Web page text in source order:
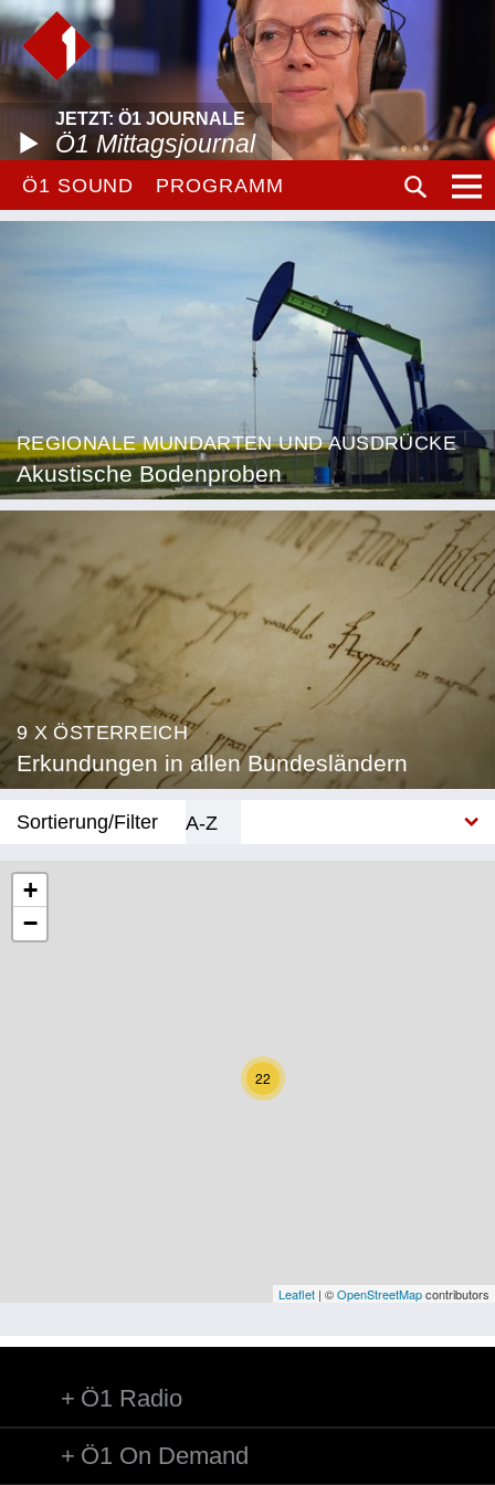
JETZT: Ö1 JOURNALE
Ö1 Mittagsjournal
Ö1 SOUND PROGRAMM
REGIONALE MUNDARTEN UND AUSDRÜCKE
Akustische Bodenproben
9 X ÖSTERREICH
Erkundungen in allen Bundesländern
Sortierung/Filter
A-Z
Niederösterreich
Oberösterreich
Vorarlberg
Natur und Landwirtschaft
22
+
−
Leaflet | ©OpenStreetMapcontributors
Ö1 Radio
Ö1 On Demand